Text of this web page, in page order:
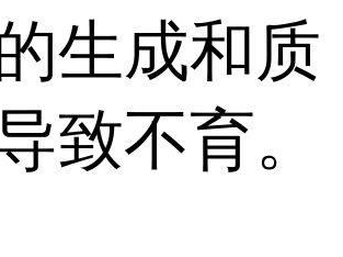
生成和质
致不育。